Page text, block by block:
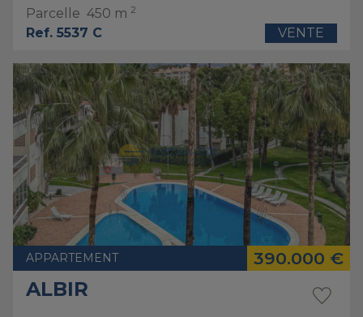
Parcelle 450 m 2
Ref. 5537 C VENTE
APPARTEMENT 390.000 €
ALBIR